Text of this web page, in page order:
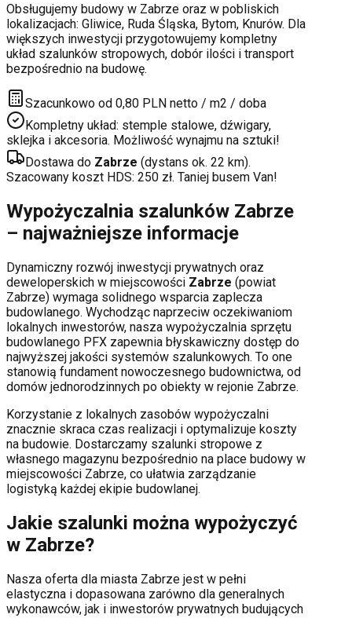
Obsługujemy budowy w Zabrze oraz w pobliskich
lokalizacjach: Gliwice, Ruda Śląska, Bytom, Knurów. Dla
większych inwestycji przygotowujemy kompletny
układ szalunków stropowych, dobór ilości i transport
bezpośrednio na budowę.
Szacunkowo od 0,80 PLN netto / m2 / doba
Kompletny układ: stemple stalowe, dźwigary,
sklejka i akcesoria. Możliwość wynajmu na sztuki!
Dostawa do Zabrze (dystans ok. 22 km).
Szacowany koszt HDS: 250 zł. Taniej busem Van!
Wypożyczalnia szalunków Zabrze
– najważniejsze informacje
Dynamiczny rozwój inwestycji prywatnych oraz
deweloperskich w miejscowości Zabrze (powiat
Zabrze) wymaga solidnego wsparcia zaplecza
budowlanego. Wychodząc naprzeciw oczekiwaniom
lokalnych inwestorów, nasza wypożyczalnia sprzętu
budowlanego PFX zapewnia błyskawiczny dostęp do
najwyższej jakości systemów szalunkowych. To one
stanowią fundament nowoczesnego budownictwa, od
domów jednorodzinnych po obiekty w rejonie Zabrze.
Korzystanie z lokalnych zasobów wypożyczalni
znacznie skraca czas realizacji i optymalizuje koszty
na budowie. Dostarczamy szalunki stropowe z
własnego magazynu bezpośrednio na place budowy w
miejscowości Zabrze, co ułatwia zarządzanie
logistyką każdej ekipie budowlanej.
Jakie szalunki można wypożyczyć
w Zabrze?
Nasza oferta dla miasta Zabrze jest w pełni
elastyczna i dopasowana zarówno dla generalnych
wykonawców, jak i inwestorów prywatnych budujących